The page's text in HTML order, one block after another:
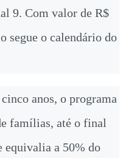
9. Com valor de R$
segue o calendário do
anos, o programa
famílias, até o final
equivalia a 50% do